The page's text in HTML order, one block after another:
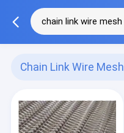
Chain Link Wire Mesh